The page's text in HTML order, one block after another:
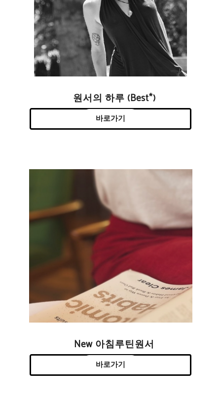
원서의 하루 (Best*)
바로가기
New 아침루틴원서
바로가기